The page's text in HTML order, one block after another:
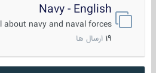
Navy - English
All about navy and naval forces!
ارسال ها